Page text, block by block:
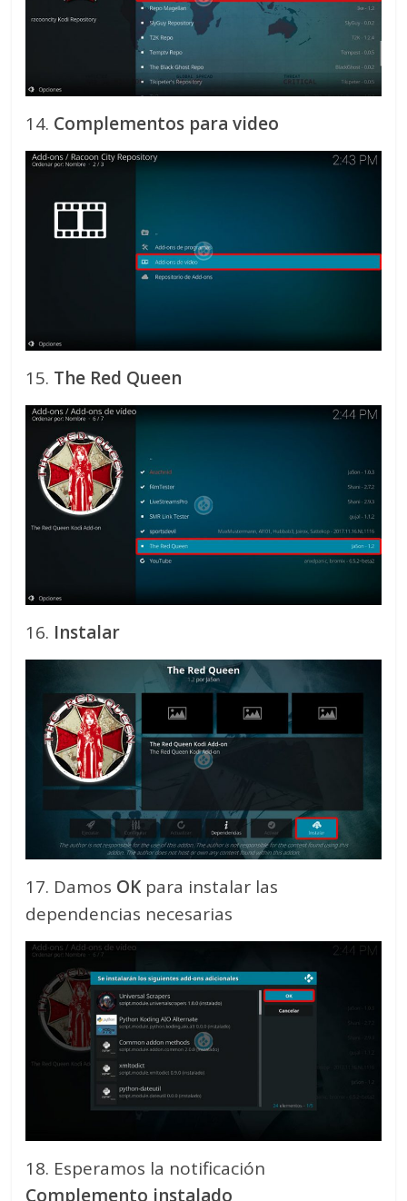
14. Complementos para video
15. The Red Queen
16. Instalar
17. Damos OK para instalar las
dependencias necesarias
18. Esperamos la notificación
Complemento instalado